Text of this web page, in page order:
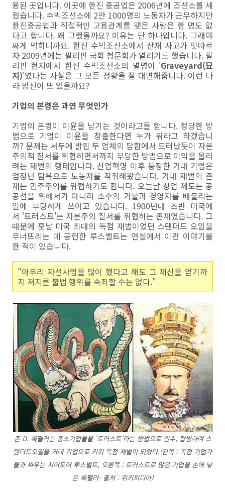
용된 곳입니다. 이곳에 한진 중공업은 2006년에 조선소를 세
웠습니다. 수빅조선소에 2만 1000명의 노동자가 근무하지만
한진중공업과 직접적인 고용관계를 맺은 사람은 한 명도 없
다고 합니다. 왜 그랬을까요? 이유는 단 하나입니다. 그래야
싸게 먹히니까요. 한진 수빅조선소에서 산재 사고가 잇따르
자 2009년에는 필리핀 국회 청문회가 열리기도 했습니다. 필
리핀 현지에서 한진 수빅조선소의 별명이 'Graveyard(묘
지)'였다는 사실은 그 모든 정황을 잘 대변해줍니다. 이런 나
라 망신이 또 있을까요?
기업의 본령은 과연 무엇인가
기업의 본령이 이윤을 남기는 것이라고들 합니다. 정당한 방
법으로 기업이 이윤을 창출한다면 누가 뭐라고 하겠습니
까? 문제는 서두에 밝힌 두 업체의 담합에서 드러났듯이 자본
주의적 질서를 위협하면서까지 부당한 방법으로 이익을 올리
려는 재벌의 행태입니다. 산업혁명 이후 등장한 거대 기업은
엄청난 탐욕으로 노동자를 착취해왔습니다. 거대 재벌의 존
재는 민주주의를 위협하기도 합니다. 오늘날 상업 제도는 공
공선을 위해서가 아니라 소수의 거물과 경영자를 배불리는
일에 부당하게 쓰이고 있습니다. 1900년대 초반 미국에
서 '트러스트'는 자본주의 질서를 위협하는 존재였습니다. 그
때문에 훗날 미국 최대의 독점 재벌이었던 스탠더드 오일을
무너뜨리는 데 공헌한 루스벨트는 연설에서 이런 이야기를
한 적이 있습니다.
"아무리 자선사업을 많이 했다고 해도 그 재산을 얻기까
지 저지른 불법 행위를 속죄할 수는 없다."
존 D. 록펠러는 중소기업들을 '트러스트'라는 방법으로 인수, 합병하여 스
탠더드오일을 거대 기업으로 키워 독점 재벌이 되었다.(왼쪽 : 독점 기업가
들과 싸우는 시어도어 루스벨트, 오른쪽 : 트러스트로 많은 기업을 손에 넣
은 록펠러- 출처 : 위키피디아)